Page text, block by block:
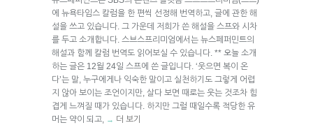
에 뉴욕타임스 칼럼을 한 편씩 선정해 번역하고, 글에 관한 해
설을 쓰고 있습니다. 그 가운데 저희가 쓴 해설을 스프와 시차
를 두고 소개합니다. 스브스프리미엄에서는 뉴스페퍼민트의
해설과 함께 칼럼 번역도 읽어보실 수 있습니다. ** 오늘 소개
하는 글은 12월 24일 스프에 쓴 글입니다. ‘웃으면 복이 온
다’는 말, 누구에게나 익숙한 말이고 실천하기도 그렇게 어렵
지 않아 보이는 조언이지만, 살다 보면 때로는 웃는 것조차 힘
겹게 느껴질 때가 있습니다. 하지만 그럴 때일수록 적당한 유
머는 약이 되고,
→ 더 보기